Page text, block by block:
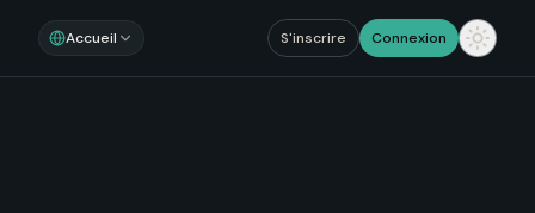
Accueil S'inscrire Connexion